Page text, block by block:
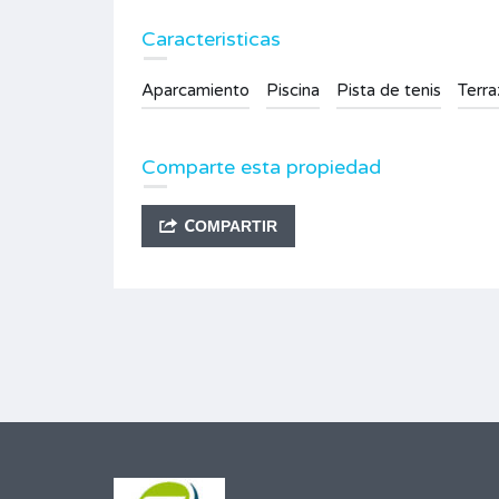
Caracteristicas
Aparcamiento Piscina Pista de tenis
Comparte esta propiedad
COMPARTIR